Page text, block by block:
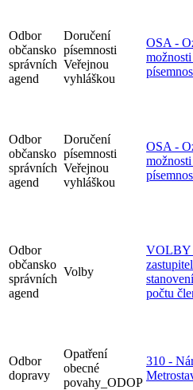
Odbor
občansko
správních
agend
Doručení
písemnosti
Veřejnou
vyhláškou
OSA -
Odbor
občansko
správních
agend
Doručení
písemnosti
Veřejnou
vyhláškou
OSA -
Odbor
občansko
správních
agend
Volby
VOLBY
počtu
Odbor
dopravy
Opatření
obecné
povahy_ODOP
310 -